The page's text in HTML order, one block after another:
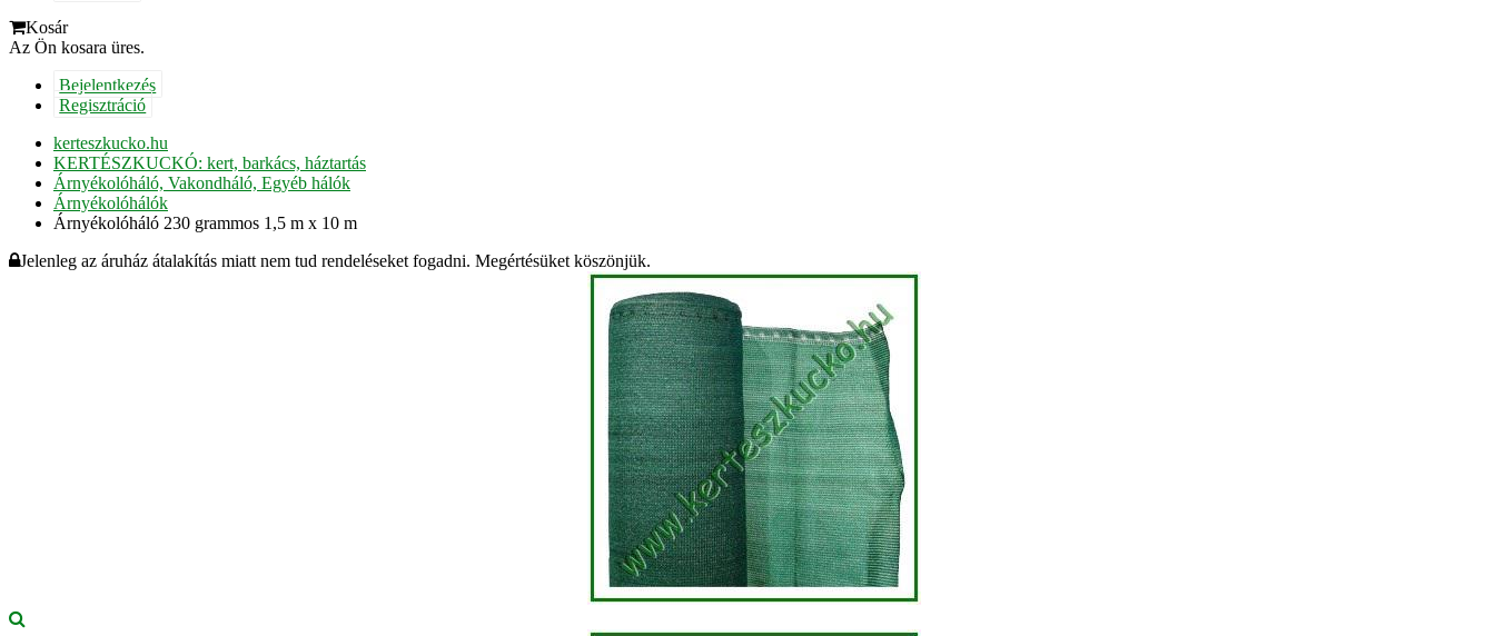
Kosár
Az Ön kosara üres.
Bejelentkezés
Regisztráció
kerteszkucko.hu
KERTÉSZKUCKÓ: kert, barkács, háztartás
Árnyékolóháló, Vakondháló, Egyéb hálók
Árnyékolóhálók
Árnyékolóháló 230 grammos 1,5 m x 10 m
Jelenleg az áruház átalakítás miatt nem tud rendeléseket fogadni. Megértésüket köszönjük.